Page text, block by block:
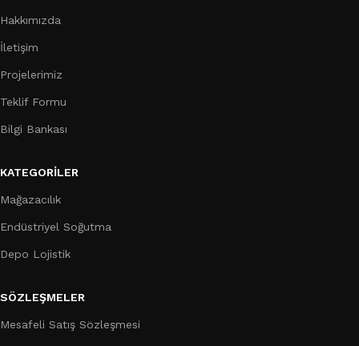
Hakkımızda
İletişim
Projelerimiz
Teklif Formu
Bilgi Bankası
KATEGORILER
Mağazacılık
Endüstriyel Soğutma
Depo Lojistik
SÖZLEŞMELER
Mesafeli Satış Sözleşmesi